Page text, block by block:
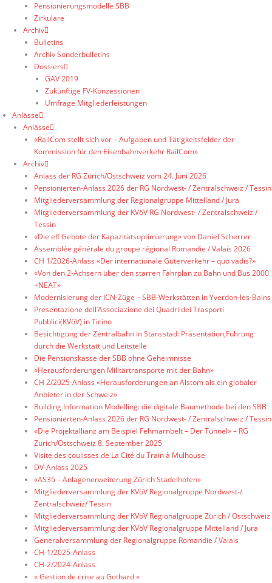
Pensionierungsmodelle SBB
Zirkulare
Archiv
Bulletins
Archiv Sonderbulletins
Dossiers
GAV 2019
Zukünftige FV-Konzessionen
Umfrage Mitgliederleistungen
Anlässe
Anlässe
«RailCom stellt sich vor – Aufgaben und Tätigkeitsfelder der
Kommission für den Eisenbahnverkehr RailCom»
Archiv
Anlass der RG Zürich/Ostschweiz vom 24. Juni 2026
Pensionierten-Anlass 2026 der RG Nordwest- / Zentralschweiz / Tessin
Mitgliederversammlung der Regionalgruppe Mittelland / Jura
Mitgliederversammlung der KVöV RG Nordwest- / Zentralschweiz /
Tessin
«Die elf Gebote der Kapazitätsoptimierung» von Daniel Scherrer
Assemblée générale du groupe régional Romandie / Valais 2026
CH 1/2026-Anlass «Der internationale Güterverkehr – quo vadis?»
«Von den 2-Achsern über den starren Fahrplan zu Bahn und Bus 2000
+NEAT»
Modernisierung der ICN-Züge – SBB-Werkstätten in Yverdon-les-Bains
Presentazione dell’Associazione dei Quadri dei Trasporti
Pubblici(KVöV) in Ticino
Besichtigung der Zentralbahn in Stansstad: Präsentation,Führung
durch die Werkstatt und Leitstelle
Die Pensionskasse der SBB ohne Geheimnisse
«Herausforderungen Militärtransporte mit der Bahn»
CH 2/2025-Anlass «Herausforderungen an Alstom als ein globaler
Anbieter in der Schweiz»
Building Information Modelling: die digitale Baumethode bei den SBB
Pensionierten-Anlass 2026 der RG Nordwest- / Zentralschweiz / Tessin
«Die Projektallianz am Beispiel Fehmarnbelt – Der Tunnel» – RG
Zürich/Ostschweiz 8. September 2025
Visite des coulisses de La Cité du Train à Mulhouse
DV-Anlass 2025
«AS35 – Anlagenerweiterung Zürich Stadelhofen»
Mitgliederversammlung der KVöV Regionalgruppe Nordwest-/
Zentralschweiz/ Tessin
Mitgliederversammlung der KVöV Regionalgruppe Zürich / Ostschweiz
Mitgliederversammlung der KVöV Regionalgruppe Mittelland / Jura
Generalversammlung der Regionalgruppe Romandie / Valais
CH-1/2025-Anlass
CH-2/2024-Anlass
« Gestion de crise au Gothard »